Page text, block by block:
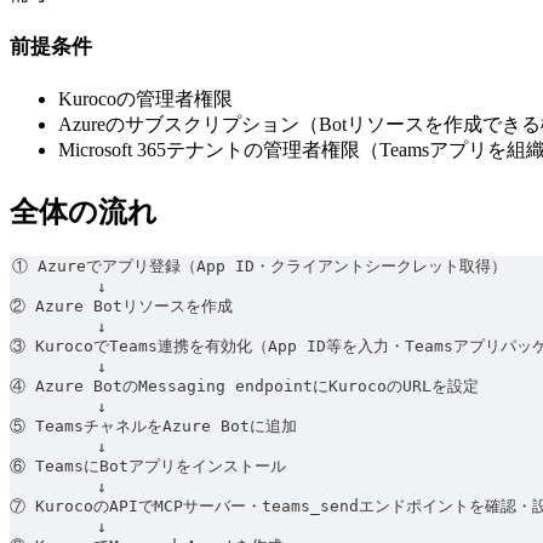
前提条件
Kurocoの管理者権限
Azureのサブスクリプション（Botリソースを作成でき
Microsoft 365テナントの管理者権限（Teamsアプリを組
全体の流れ
① Azureでアプリ登録（App ID・クライアントシークレット取得）
         ↓
② Azure Botリソースを作成
         ↓
③ KurocoでTeams連携を有効化（App ID等を入力・Teamsアプリパッ
         ↓
④ Azure BotのMessaging endpointにKurocoのURLを設定
         ↓
⑤ TeamsチャネルをAzure Botに追加
         ↓
⑥ TeamsにBotアプリをインストール
         ↓
⑦ KurocoのAPIでMCPサーバー・teams_sendエンドポイントを確認・
         ↓